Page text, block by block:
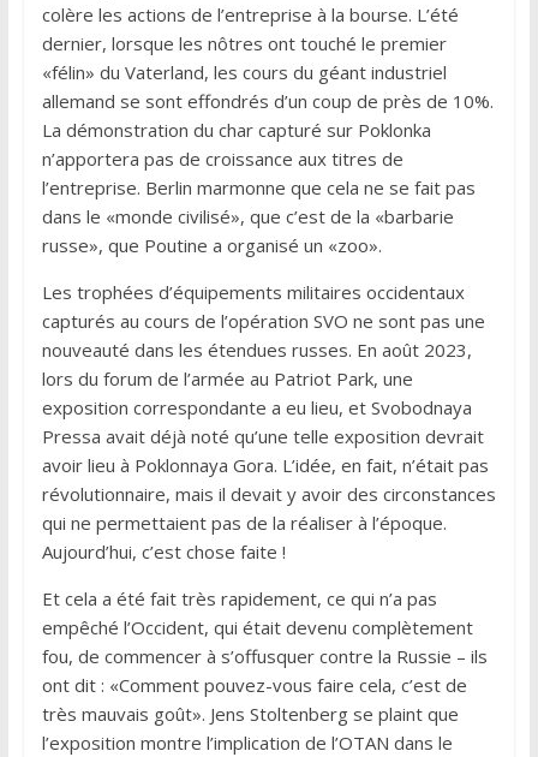
colère les actions de l’entreprise à la bourse. L’été
dernier, lorsque les nôtres ont touché le premier
«félin» du Vaterland, les cours du géant industriel
allemand se sont effondrés d’un coup de près de 10%.
La démonstration du char capturé sur Poklonka
n’apportera pas de croissance aux titres de
l’entreprise. Berlin marmonne que cela ne se fait pas
dans le «monde civilisé», que c’est de la «barbarie
russe», que Poutine a organisé un «zoo».
Les trophées d’équipements militaires occidentaux
capturés au cours de l’opération SVO ne sont pas une
nouveauté dans les étendues russes. En août 2023,
lors du forum de l’armée au Patriot Park, une
exposition correspondante a eu lieu, et Svobodnaya
Pressa avait déjà noté qu’une telle exposition devrait
avoir lieu à Poklonnaya Gora. L’idée, en fait, n’était pas
révolutionnaire, mais il devait y avoir des circonstances
qui ne permettaient pas de la réaliser à l’époque.
Aujourd’hui, c’est chose faite !
Et cela a été fait très rapidement, ce qui n’a pas
empêché l’Occident, qui était devenu complètement
fou, de commencer à s’offusquer contre la Russie – ils
ont dit : «Comment pouvez-vous faire cela, c’est de
très mauvais goût». Jens Stoltenberg se plaint que
l’exposition montre l’implication de l’OTAN dans le